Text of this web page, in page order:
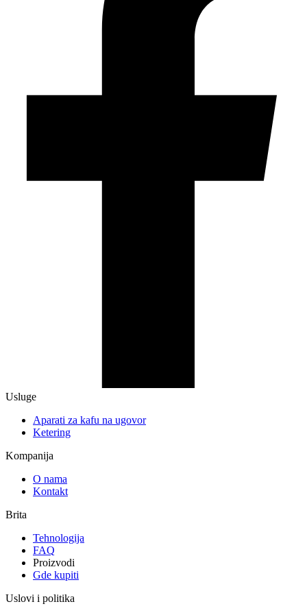
Usluge
Aparati za kafu na ugovor
Ketering
Kompanija
O nama
Kontakt
Brita
Tehnologija
FAQ
Proizvodi
Gde kupiti
Uslovi i politika